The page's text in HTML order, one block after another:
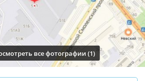
все фотографии (1)